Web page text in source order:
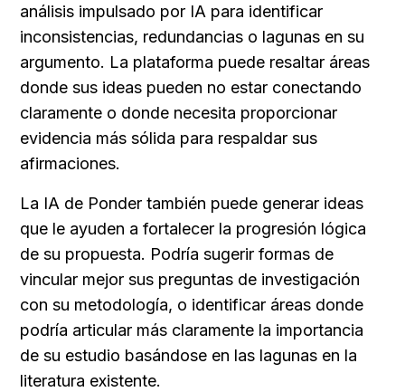
análisis impulsado por IA para identificar
inconsistencias, redundancias o lagunas en su
argumento. La plataforma puede resaltar áreas
donde sus ideas pueden no estar conectando
claramente o donde necesita proporcionar
evidencia más sólida para respaldar sus
afirmaciones.
La IA de Ponder también puede generar ideas
que le ayuden a fortalecer la progresión lógica
de su propuesta. Podría sugerir formas de
vincular mejor sus preguntas de investigación
con su metodología, o identificar áreas donde
podría articular más claramente la importancia
de su estudio basándose en las lagunas en la
literatura existente.